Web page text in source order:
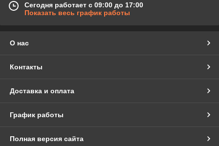
Сегодня работает с 09:00 до 17:00
Показать весь график работы
О нас
Контакты
Доставка и оплата
График работы
Полная версия сайта